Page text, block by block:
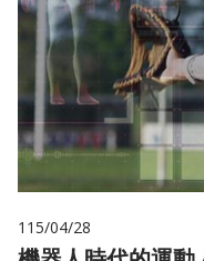
115/04/28